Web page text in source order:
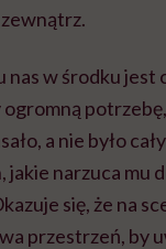
nas w środku jest
a nie było
narzuca mu
się, że na
przestrzeń, by